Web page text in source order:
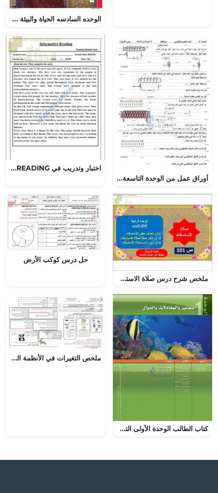
الوحده السادسه الحياة والبيئة – المنهاج السعودي
أوراق عمل من الوحدة التاسعة الحث الذاتي, (فيزياء) الثاني عشر المتقدم
اختبار وتدريب في INFORMATION READING (لغة انجليزية) العاشر
ملخص شرح درس صلاة الاستسقاء (تربية اسلامية) السابع
حل درس كوكب الأرض
كتاب الطالب الوحدة الأولى التعابير والمعادلات والدوال, (رياضيات) التاسع المتقدم
ملخص التغيرات في الأنظمة البيئية, (علوم) الرابع